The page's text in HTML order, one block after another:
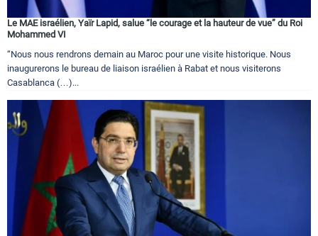
Le MAE israélien, Yaïr Lapid, salue “le courage et la hauteur de vue” du Roi
Mohammed VI
“Nous nous rendrons demain au Maroc pour une visite historique. Nous
inaugurerons le bureau de liaison israélien à Rabat et nous visiterons
Casablanca (…)...